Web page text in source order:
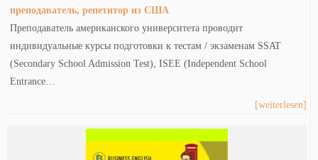
преподаватель, репетитор из США
Преподаватель американского университета проводит
индивидуальные курсы подготовки к тестам / экзаменам SSAT
(Secondary School Admission Test), ISEE (Independent School
Entrance…
[weiterlesen]